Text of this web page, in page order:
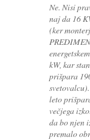
Ne. Nisi
naj da 16
(ker
kW, kar
prišpara
leto
večjega
da bo njen
premalo